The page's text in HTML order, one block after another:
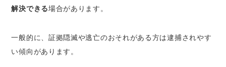
解決できる場合があります。
一般的に、証拠隠滅や逃亡のおそれがある方は逮捕されやす
い傾向があります。